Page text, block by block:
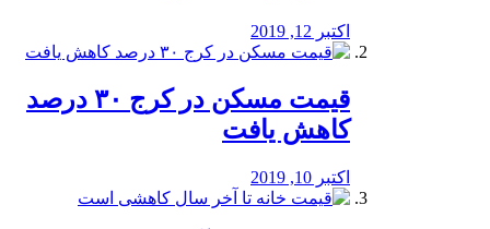
اکتبر 12, 2019
️قیمت مسکن در کرج ۳۰ درصد
کاهش یافت
اکتبر 10, 2019